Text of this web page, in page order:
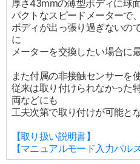
厚さ43mmの薄型ボディに球
パクトなスピードメーターで、
ボディが出っ張り過ぎないの
に
メーターを交換したい場合に
また付属の非接触センサーを
従来は取り付けられなかった
両などにも
工夫次第で取り付けが可能と
【取り扱い説明書】
【マニュアルモード入力パル